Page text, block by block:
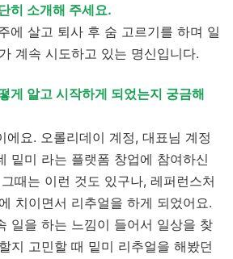
히 소개해 주세요.
에 살고 퇴사 후 숨 고르기를 하며 일
계속 시도하고 있는 명신입니다.
게 알고 시작하게 되었는지 궁금해
에요. 오롤리데이 계정, 대표님 계정
밑미 라는 플랫폼 창업에 참여하신
때는 이런 것도 있구나, 레퍼런스처
치이면서 리추얼을 하게 되었어요.
일을 하는 느낌이 들어서 일상을 찾
지 고민할 때 밑미 리추얼을 해봤던